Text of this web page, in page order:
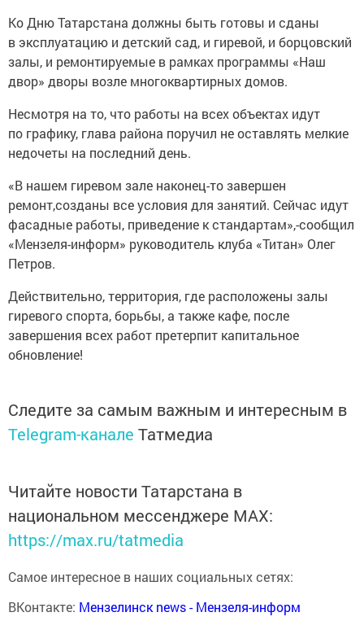
Ко Дню Татарстана должны быть готовы и сданы
в эксплуатацию и детский сад, и гиревой, и борцовский
залы, и ремонтируемые в рамках программы «Наш
двор» дворы возле многоквартирных домов.
Несмотря на то, что работы на всех объектах идут
по графику, глава района поручил не оставлять мелкие
недочеты на последний день.
«В нашем гиревом зале наконец-то завершен
ремонт,созданы все условия для занятий. Сейчас идут
фасадные работы, приведение к стандартам»,-сообщил
«Мензеля-информ» руководитель клуба «Титан» Олег
Петров.
Действительно, территория, где расположены залы
гиревого спорта, борьбы, а также кафе, после
завершения всех работ претерпит капитальное
обновление!
Следите за самым важным и интересным в
Telegram-канале Татмедиа
Читайте новости Татарстана в
национальном мессенджере MАХ:
https://max.ru/tatmedia
Самое интересное в наших социальных сетях:
ВКонтакте: Мензелинск news - Мензеля-информ